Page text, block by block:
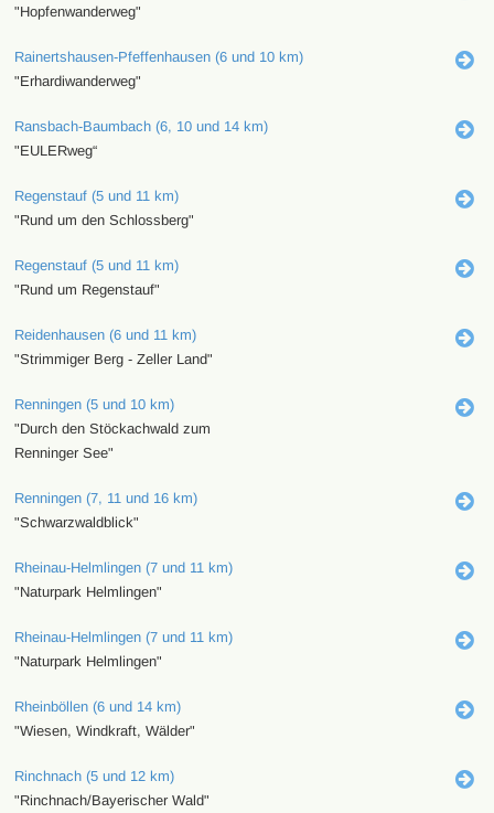
"Hopfenwanderweg"
Rainertshausen-Pfeffenhausen (6 und 10 km)
"Erhardiwanderweg"
Ransbach-Baumbach (6, 10 und 14 km)
"EULERweg“
Regenstauf (5 und 11 km)
"Rund um den Schlossberg"
Regenstauf (5 und 11 km)
"Rund um Regenstauf"
Reidenhausen (6 und 11 km)
"Strimmiger Berg - Zeller Land"
Renningen (5 und 10 km)
"Durch den Stöckachwald zum
Renninger See"
Renningen (7, 11 und 16 km)
"Schwarzwaldblick"
Rheinau-Helmlingen (7 und 11 km)
"Naturpark Helmlingen"
Rheinau-Helmlingen (7 und 11 km)
"Naturpark Helmlingen"
Rheinböllen (6 und 14 km)
"Wiesen, Windkraft, Wälder"
Rinchnach (5 und 12 km)
"Rinchnach/Bayerischer Wald"